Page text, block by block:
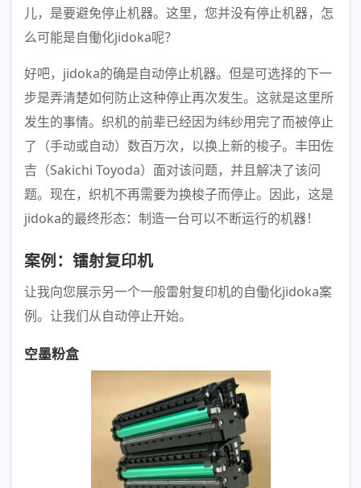
儿，是要避免停止机器。这里，您并没有停止机器，怎
么可能是自働化jidoka呢？
好吧，jidoka的确是自动停止机器。但是可选择的下一
步是弄清楚如何防止这种停止再次发生。这就是这里所
发生的事情。织机的前辈已经因为纬纱用完了而被停止
了（手动或自动）数百万次，以换上新的梭子。丰田佐
吉（Sakichi Toyoda）面对该问题，并且解决了该问
题。现在，织机不再需要为换梭子而停止。因此，这是
jidoka的最终形态：制造一台可以不断运行的机器！
案例：镭射复印机
让我向您展示另一个一般雷射复印机的自働化jidoka案
例。让我们从自动停止开始。
空墨粉盒